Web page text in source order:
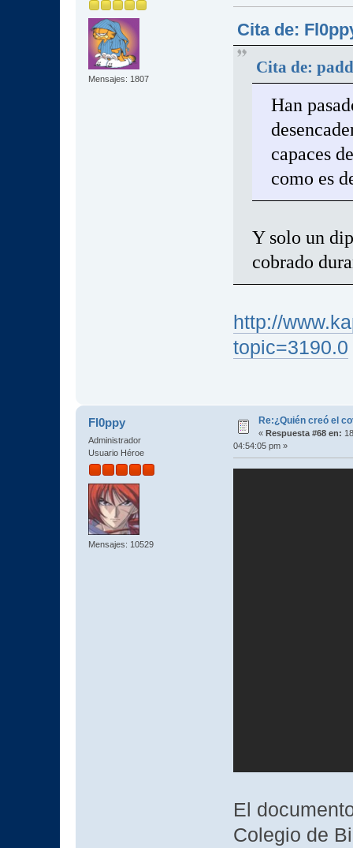
Mensajes: 1807
Cita de:
Cita de:
Han
capaces
como es
Y solo un
cobrado
http://
topic=3190.0
Fl0ppy
Administrador
Usuario Héroe
Mensajes: 10529
Re:¿Quién creó el
« Respuesta #68 en:
04:54:05 pm »
El
Colegio de